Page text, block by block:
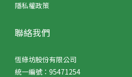
隱私權政策
聯絡我們
恆綠坊股份有限公司
統一編號：95471254